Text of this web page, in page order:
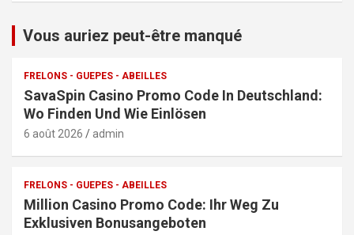
Vous auriez peut-être manqué
FRELONS - GUEPES - ABEILLES
SavaSpin Casino Promo Code In Deutschland:
Wo Finden Und Wie Einlösen
6 août 2026 admin
FRELONS - GUEPES - ABEILLES
Million Casino Promo Code: Ihr Weg Zu
Exklusiven Bonusangeboten